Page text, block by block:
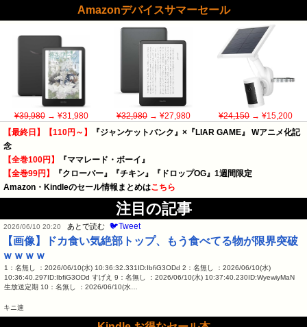
Amazonデバイスサマーセール
¥39,980→ ¥31,980 ¥32,980→ ¥27,980 ¥24,150→ ¥15,200
【最終日】【110円～】
『ジャンケットバンク』×『LIAR GAME』 Wアニメ化記
念
【全巻100円】
『ママレード・ボーイ』
【全巻99円】
『クローバー』『チキン』『ドロップOG』1週間限定
Amazon・Kindleのセール情報まとめはこちら
注目の記事
2026/06/10 20:20 あとで読む 🐦Tweet
【画像】ドカ食い気絶部トップ、もう食べてる物が限界突破
ｗｗｗｗ
1：名無し ：2026/06/10(水) 10:36:32.331ID:IbfiG3ODd 2：名無し ：2026/06/10(水)
10:36:40.297ID:IbfiG3ODd すげえ 9：名無し ：2026/06/10(水) 10:37:40.230ID:WyewiyMaN
生放送定期 10：名無し ：2026/06/10(水…
キニ速